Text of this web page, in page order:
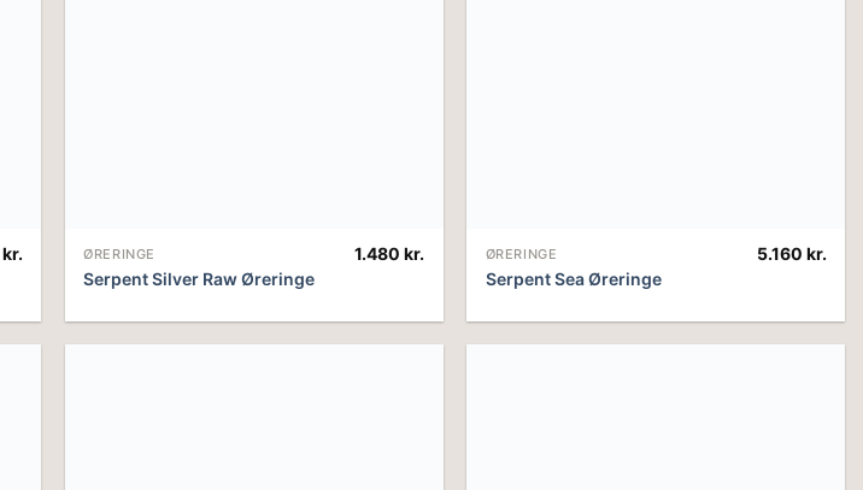
kr. ØRERINGE
Serpent Silver Raw Øreringe
1.480kr. ØRERINGE
Serpent Sea Øreringe
5.160 kr.